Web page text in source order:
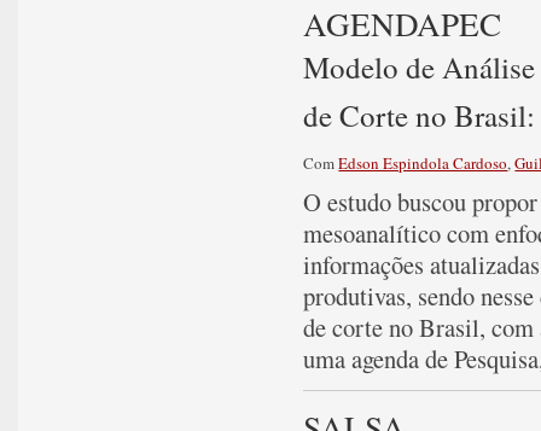
AGENDAPEC
Modelo de
de Corte no
ComEdson Espindola Cardoso,
O estudo buscou
mesoanalítico com
informações
produtivas, sendo
de corte no Brasil, com
uma agenda de